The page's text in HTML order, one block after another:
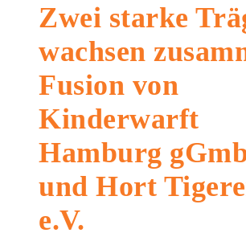
Zwei starke
wachsen
Fusion von
Kinderwarft
Hamburg
und Hort
e.V.